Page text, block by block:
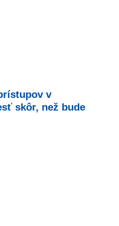
v
skôr, než bude